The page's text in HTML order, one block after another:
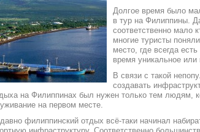
Долгое время было
в тур на Филиппины.
соответственно мало
многие туристы
место, где всегда
время уникальное или
В связи с такой
создавать
на Филиппинах был нужен только тем людям,
на первом месте.
филиппинский отдых всё-таки начинал